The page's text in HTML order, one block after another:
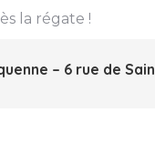
la régate !
– 6 rue de